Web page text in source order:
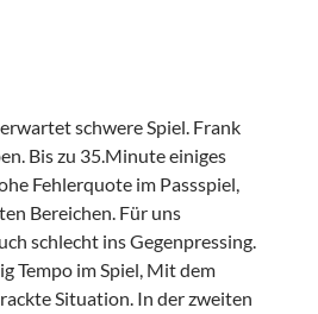
schwere Spiel. Frank
Bis zu 35.Minute einiges
Fehlerquote im Passspiel,
Bereichen. Für uns
schlecht ins Gegenpressing.
Tempo im Spiel, Mit dem
Situation. In der zweiten